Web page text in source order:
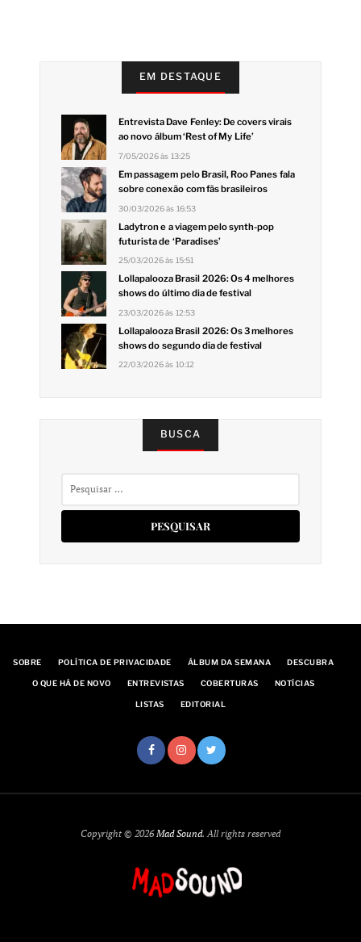
EM DESTAQUE
Entrevista Dave Fenley: De covers virais
ao novo álbum ‘Rest of My Life’
7/05/2026 às 13:25
Em passagem pelo Brasil, Roo Panes fala
sobre conexão com fãs brasileiros
30/03/2026 às 16:53
Ladytron e a viagem pelo synth-pop
futurista de ‘Paradises’
25/03/2026 às 15:51
Lollapalooza Brasil 2026: Os 4 melhores
shows do último dia de festival
23/03/2026 às 12:53
Lollapalooza Brasil 2026: Os 3 melhores
shows do segundo dia de festival
22/03/2026 às 10:12
BUSCA
SOBRE POLÍTICA DE PRIVACIDADE ÁLBUM DA SEMANA DESCUBRA
O QUE HÁ DE NOVO ENTREVISTAS COBERTURAS NOTÍCIAS
LISTAS EDITORIAL
Copyright © 2026Mad Sound. All rights reserved